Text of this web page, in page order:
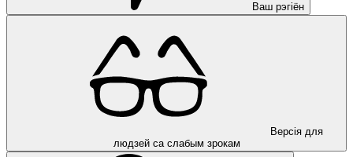
Ваш рэгіён
Версія для
людзей са слабым зрокам